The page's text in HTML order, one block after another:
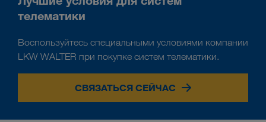
телематики
Воспользуйтесь специальными условиями компании
LKW WALTER при покупке систем телематики.
СВЯЗАТЬСЯ СЕЙЧАС